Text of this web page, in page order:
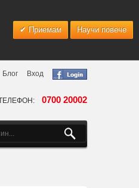
Приемам Научи повече
Блог Вход
0700 20002